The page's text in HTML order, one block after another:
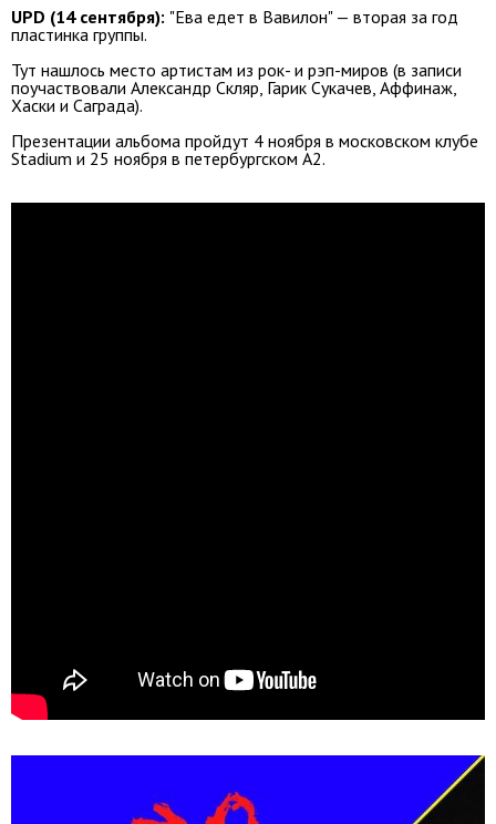
UPD (14 сентября): "Ева едет в Вавилон" — вторая за год
пластинка группы.
Тут нашлось место артистам из рок- и рэп-миров (в записи
поучаствовали Александр Скляр, Гарик Сукачев, Аффинаж,
Хаски и Саграда).
Презентации альбома пройдут 4 ноября в московском клубе
Stadium и 25 ноября в петербургском А2.